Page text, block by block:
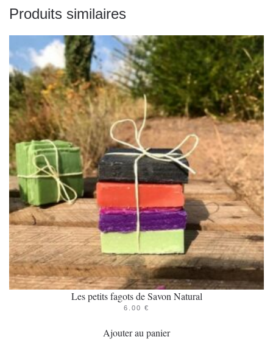
Produits similaires
Les petits fagots de Savon Natural
6.00 €
Ajouter au panier